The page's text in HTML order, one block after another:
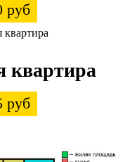
руб
квартира
руб